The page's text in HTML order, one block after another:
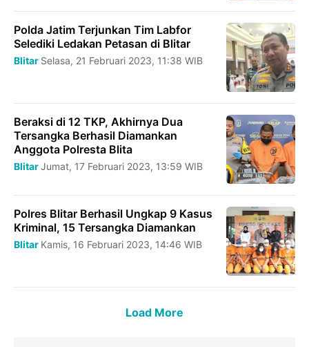
Polda Jatim Terjunkan Tim Labfor
Selediki Ledakan Petasan di Blitar
Blitar Selasa, 21 Februari 2023, 11:38 WIB
Beraksi di 12 TKP, Akhirnya Dua
Tersangka Berhasil Diamankan
Anggota Polresta Blita
BlitarJumat, 17 Februari 2023, 13:59 WIB
Polres Blitar Berhasil Ungkap 9 Kasus
Kriminal, 15 Tersangka Diamankan
Blitar Kamis, 16 Februari 2023, 14:46 WIB
Load More